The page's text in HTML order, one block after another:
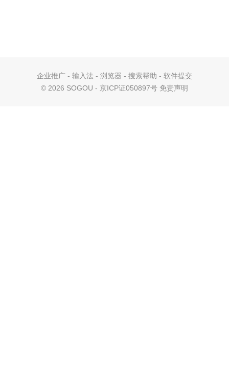
企业推广 - 输入法 - 浏览器 - 搜索帮助 - 软件提交
© 2026 SOGOU - 京ICP证050897号 免责声明